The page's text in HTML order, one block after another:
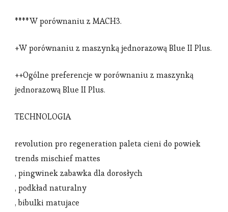
****W porównaniu z MACH3.
+W porównaniu z maszynką jednorazową Blue II Plus.
++Ogólne preferencje w porównaniu z maszynką
jednorazową Blue II Plus.
TECHNOLOGIA
revolution pro regeneration paleta cieni do powiek
trends mischief mattes
, pingwinek zabawka dla dorosłych
, podkład naturalny
, bibulki matujace